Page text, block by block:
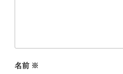
名前 ※